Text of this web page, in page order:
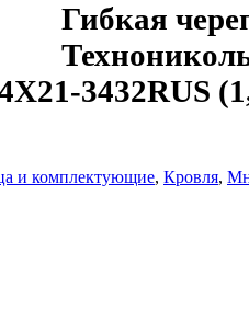
Гибкая
3432RUS
и комплектующие, Кровля,